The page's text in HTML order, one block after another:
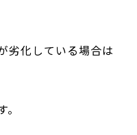
劣化している場合は